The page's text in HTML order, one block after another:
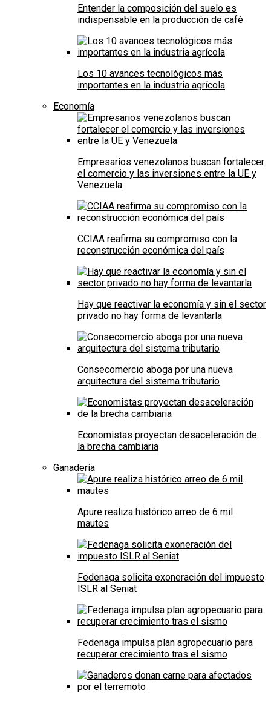
Entender la composición del suelo es
indispensable en la producción de café
Los 10 avances tecnológicos más
importantes en la industria agrícola
Economía
Empresarios venezolanos buscan fortalecer
el comercio y las inversiones entre la UE y
Venezuela
CCIAA reafirma su compromiso con la
reconstrucción económica del país
Hay que reactivar la economía y sin el sector
privado no hay forma de levantarla
Consecomercio aboga por una nueva
arquitectura del sistema tributario
Economistas proyectan desaceleración de
la brecha cambiaria
Ganadería
Apure realiza histórico arreo de 6 mil
mautes
Fedenaga solicita exoneración del impuesto
ISLR al Seniat
Fedenaga impulsa plan agropecuario para
recuperar crecimiento tras el sismo